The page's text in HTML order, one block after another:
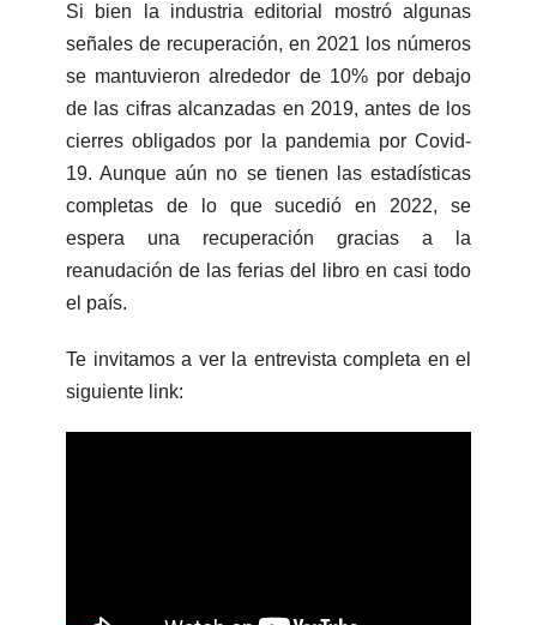
Si bien la industria editorial mostró algunas
señales de recuperación, en 2021 los números
se mantuvieron alrededor de 10% por debajo
de las cifras alcanzadas en 2019, antes de los
cierres obligados por la pandemia por Covid-
19. Aunque aún no se tienen las estadísticas
completas de lo que sucedió en 2022, se
espera una recuperación gracias a la
reanudación de las ferias del libro en casi todo
el país.
Te invitamos a ver la entrevista completa en el
siguiente link: